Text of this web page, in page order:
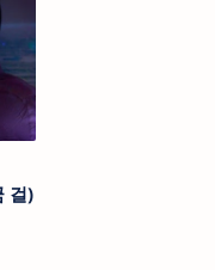
걸)